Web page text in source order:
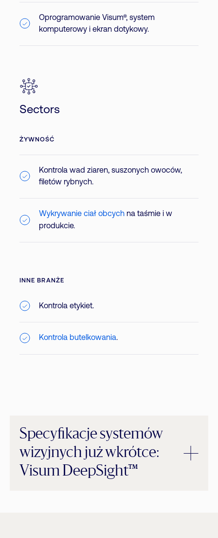
Oprogramowanie Visum®, system
komputerowy i ekran dotykowy.
Sectors
ŻYWNOŚĆ
Kontrola wad ziaren, suszonych owoców,
filetów rybnych.
Wykrywanie ciał obcych na taśmie i w
produkcie.
INNE BRANŻE
Kontrola etykiet.
Kontrola butelkowania.
Specyfikacje systemów
wizyjnych już wkrótce:
Visum DeepSight™